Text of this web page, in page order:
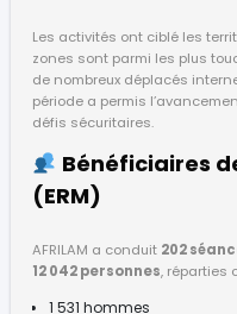
Les activités ont ciblé les
zones sont parmi les plus
de nombreux déplacés
période a permis
défis sécuritaires.
Bénéficiaires
(ERM)
AFRILAM a conduit 202
12 042 personnes, réparties
1 531 hommes